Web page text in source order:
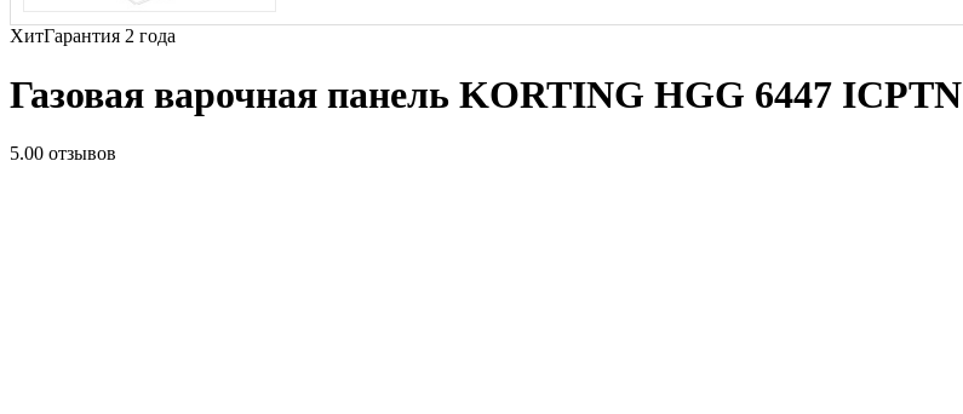
ХитГарантия 2 года
Газовая варочная панель KORTING HGG 6447 ICPTN
5.00 отзывов